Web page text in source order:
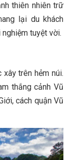
thiên nhiên trữ
lại du khách
tuyệt vời.
trên hẻm núi.
thắng cảnh Vũ
cách quận Vũ